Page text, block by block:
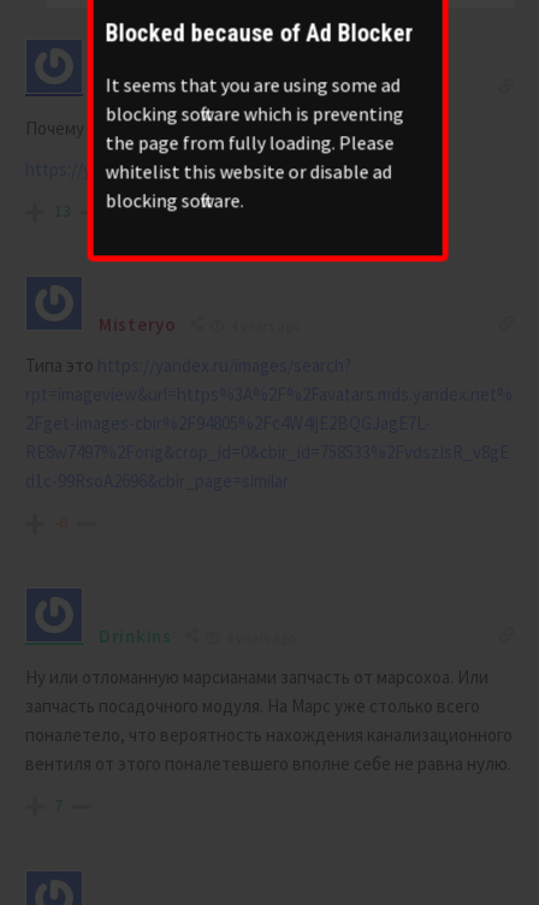
Blocked because of Ad Blocker
It seems that you are using some ad
blocking software which is preventing
the page from fully loading. Please
whitelist this website or disable ad
blocking software.
bob dayler 4 years ago
Почему Марс качается как волчок?
https://youtu.be/wEzMweS6Aco
13
Misteryo
Типа это
Drinkins
Ну или отломанную марсианами запчасть от марсохоа. Или
запчасть посадочного модуля. На Марс уже столько всего
поналетело, что вероятность нахождения канализационного
вентиля от этого поналетевшего вполне себе не равна нулю.
7